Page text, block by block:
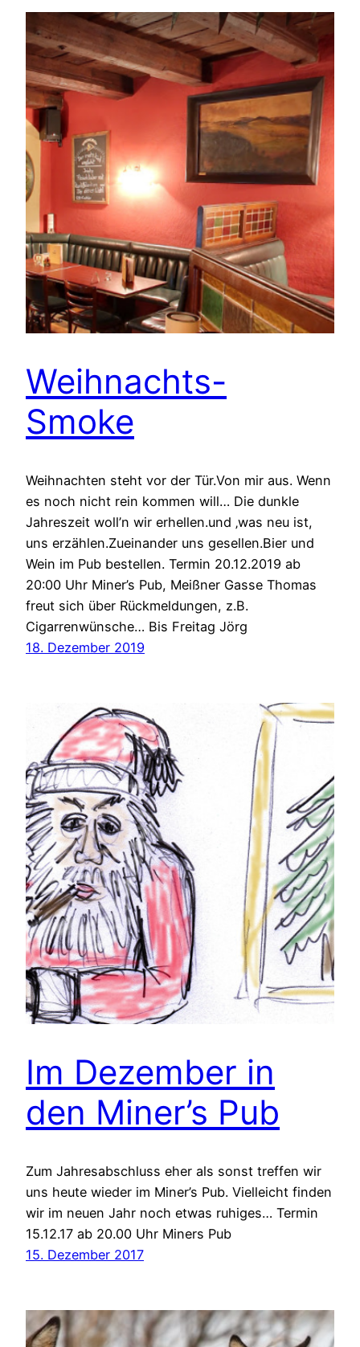
Weihnachts-
Smoke
Weihnachten steht vor der Tür.Von mir aus. Wenn
es noch nicht rein kommen will… Die dunkle
Jahreszeit woll’n wir erhellen.und ‚was neu ist,
uns erzählen.Zueinander uns gesellen.Bier und
Wein im Pub bestellen. Termin 20.12.2019 ab
20:00 Uhr Miner’s Pub, Meißner Gasse Thomas
freut sich über Rückmeldungen, z.B.
Cigarrenwünsche… Bis Freitag Jörg
18. Dezember 2019
Im Dezember in
den Miner’s Pub
Zum Jahresabschluss eher als sonst treffen wir
uns heute wieder im Miner’s Pub. Vielleicht finden
wir im neuen Jahr noch etwas ruhiges… Termin
15.12.17 ab 20.00 Uhr Miners Pub
15. Dezember 2017